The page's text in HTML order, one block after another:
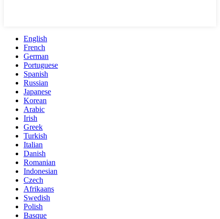
English
French
German
Portuguese
Spanish
Russian
Japanese
Korean
Arabic
Irish
Greek
Turkish
Italian
Danish
Romanian
Indonesian
Czech
Afrikaans
Swedish
Polish
Basque